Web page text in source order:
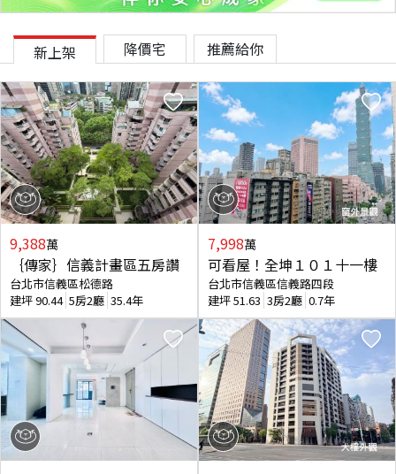
新上架 降價宅 推薦給你
9,388萬
｛傳家｝信義計畫區五房讚
台北市信義區松德路
建坪90.44 5房2廳 35.4年
7,998萬
可看屋！全坤１０１十一樓
台北市信義區信義路四段
建坪51.63 3房2廳 0.7年